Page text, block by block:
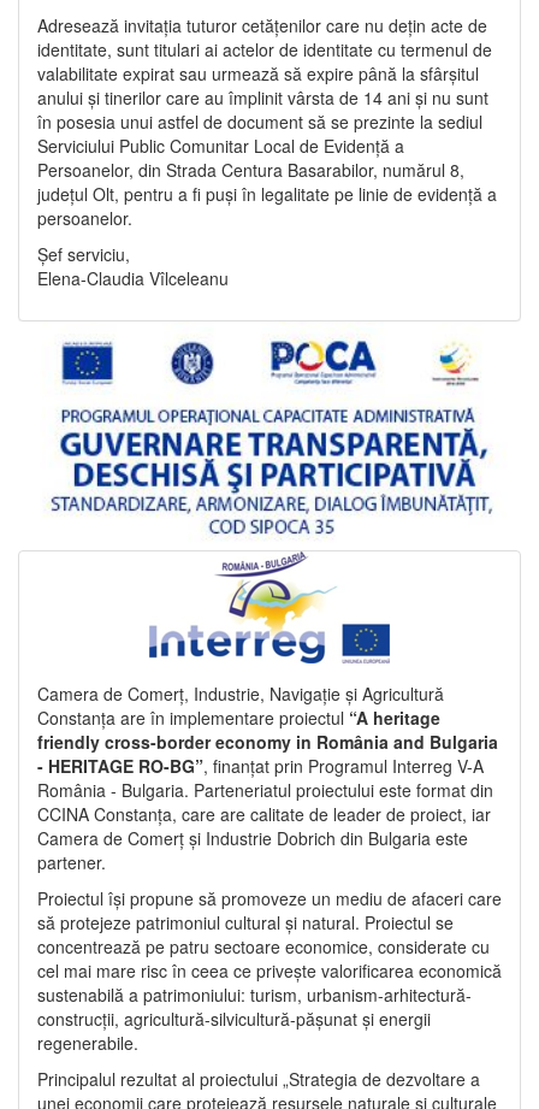
Adresează invitația tuturor cetățenilor care nu dețin acte de
identitate, sunt titulari ai actelor de identitate cu termenul de
valabilitate expirat sau urmează să expire până la sfârșitul
anului și tinerilor care au împlinit vârsta de 14 ani și nu sunt
în posesia unui astfel de document să se prezinte la sediul
Serviciului Public Comunitar Local de Evidență a
Persoanelor, din Strada Centura Basarabilor, numărul 8,
județul Olt, pentru a fi puși în legalitate pe linie de evidență a
persoanelor.
Șef serviciu,
Elena-Claudia Vîlceleanu
Camera de Comerț, Industrie, Navigație și Agricultură
Constanța are în implementare proiectul “A heritage
friendly cross-border economy in România and Bulgaria
- HERITAGE RO-BG”, finanțat prin Programul Interreg V-A
România - Bulgaria. Parteneriatul proiectului este format din
CCINA Constanța, care are calitate de leader de proiect, iar
Camera de Comerț și Industrie Dobrich din Bulgaria este
partener.
Proiectul își propune să promoveze un mediu de afaceri care
să protejeze patrimoniul cultural și natural. Proiectul se
concentrează pe patru sectoare economice, considerate cu
cel mai mare risc în ceea ce privește valorificarea economică
sustenabilă a patrimoniului: turism, urbanism-arhitectură-
construcții, agricultură-silvicultură-pășunat și energii
regenerabile.
Principalul rezultat al proiectului „Strategia de dezvoltare a
unei economii care protejează resursele naturale și culturale